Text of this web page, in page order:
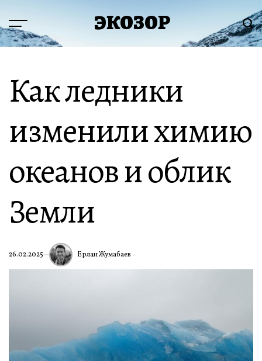
содержимому
Меню ЭКОЗОР
Как ледники
изменили химию
океанов и облик
Земли
26.02.2025 Ерлан Жумабаев